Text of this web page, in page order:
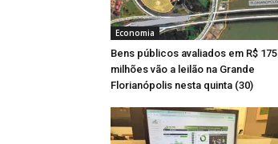
Economia
Bens públicos avaliados em R$ 175
milhões vão a leilão na Grande
Florianópolis nesta quinta (30)